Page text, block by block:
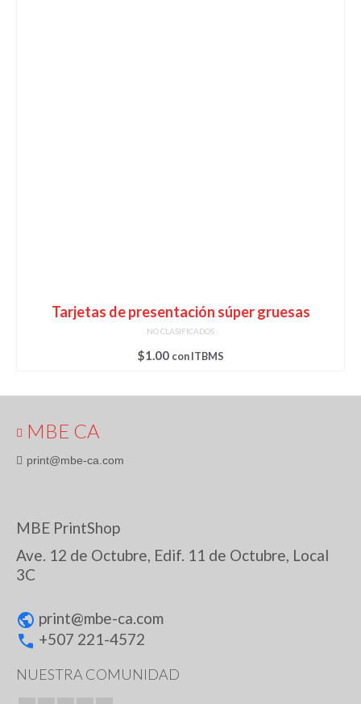
Tarjetas de presentación súper gruesas
NO CLASIFICADOS
$1.00 con ITBMS
MBE CA
print@mbe-ca.com
MBE PrintShop
Ave. 12 de Octubre, Edif. 11 de Octubre, Local
3C
print@mbe-ca.com
+507 221-4572
NUESTRA COMUNIDAD